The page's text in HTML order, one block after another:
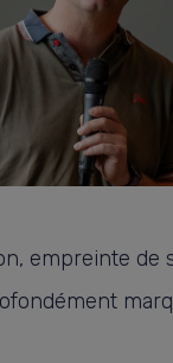
empreinte de